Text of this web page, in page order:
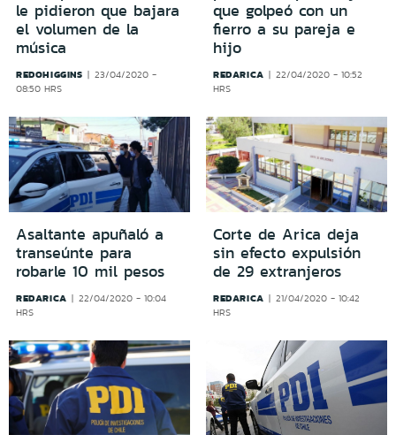
le pidieron que bajara
el volumen de la
música
REDOHIGGINS
23/04/2020 -
08:50 HRS
que golpeó con un
fierro a su pareja e
hijo
REDARICA
22/04/2020 - 10:52
HRS
Asaltante apuñaló a
transeúnte para
robarle 10 mil pesos
REDARICA
22/04/2020 - 10:04
HRS
Corte de Arica deja
sin efecto expulsión
de 29 extranjeros
REDARICA
21/04/2020 - 10:42
HRS